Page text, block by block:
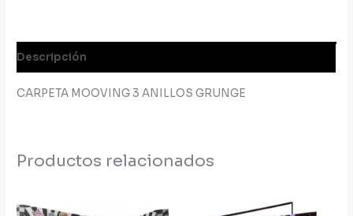
Descripción
CARPETA MOOVING 3 ANILLOS GRUNGE
Productos relacionados